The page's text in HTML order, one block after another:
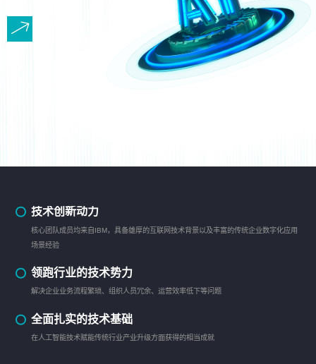
技术创新动力
核心团队成员均来自IBM，具备雄厚的互联网技术背景以及丰富的传统企业数字化应用
场景经验
领跑行业的技术势力
解决企业业务流程繁琐、组织人员冗余、运营效率低下等问题
全面扎实的技术基础
在人工智能技术赋能传统行业产业升级方面获得的相当成就